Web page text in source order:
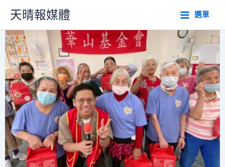
主
要
內
容
天晴報媒體 選單